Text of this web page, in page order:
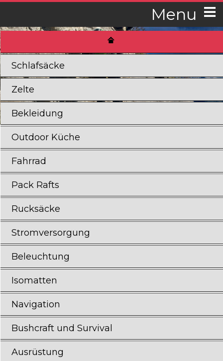
Menu
Schlafsäcke
Zelte
Bekleidung
Outdoor Küche
Fahrrad
Pack Rafts
Rucksäcke
Stromversorgung
Beleuchtung
Isomatten
Navigation
Bushcraft und Survival
Ausrüstung